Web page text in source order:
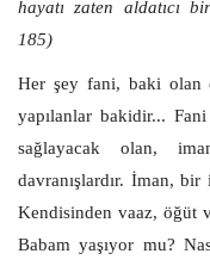
hayatı zaten aldatıcı
185)
Her şey fani, baki olan
yapılanlar bakidir...
sağlayacak olan,
davranışlardır. İman,
Kendisinden vaaz, öğüt
Babam yaşıyor mu?